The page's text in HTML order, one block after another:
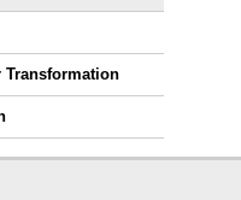
Transformation